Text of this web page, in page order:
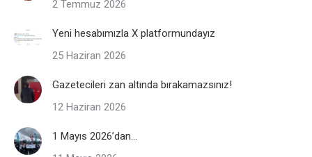
2 Temmuz 2026
Yeni hesabımızla X platformundayız
25 Haziran 2026
Gazetecileri zan altında bırakamazsınız!
12 Haziran 2026
1 Mayıs 2026’dan…